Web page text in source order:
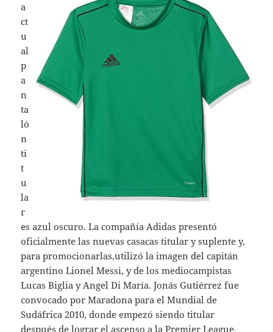
a
ct
u
al
p
a
n
ta
ló
n
ti
t
u
la
r
es azul oscuro. La compañía Adidas presentó
oficialmente las nuevas casacas titular y suplente y,
para promocionarlas,utilizó la imagen del capitán
argentino Lionel Messi, y de los mediocampistas
Lucas Biglia y Angel Di María. Jonás Gutiérrez fue
convocado por Maradona para el Mundial de
Sudáfrica 2010, donde empezó siendo titular
después de lograr el ascenso a la Premier League.